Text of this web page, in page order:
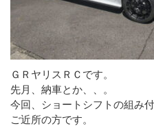
ＧＲヤリスＲＣです。
先月、納車とか、、。
今回、ショートシフトの組み
ご近所の方です。